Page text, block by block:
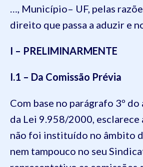
…, Município– UF, pelas
direito que passa a aduzir e
I – PRELIMINARMENTE
I.1 – Da Comissão Prévia
Com base no parágrafo 3º
da Lei 9.958/2000, esclarece
não foi instituído no âmbito
nem tampouco no seu